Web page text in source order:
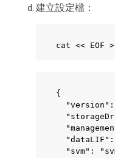
建立設定檔：
cat << EOF
{
"version":
"svm":